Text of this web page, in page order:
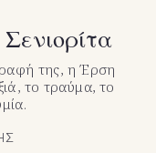
της, η Έρση
το τραύμα, το